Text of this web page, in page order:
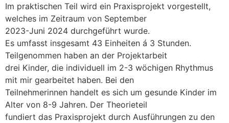
Im praktischen Teil wird ein Praxisprojekt vorgestellt,
welches im Zeitraum von September
2023-Juni 2024 durchgeführt wurde.
Es umfasst insgesamt 43 Einheiten á 3 Stunden.
Teilgenommen haben an der Projektarbeit
drei Kinder, die individuell im 2-3 wöchigen Rhythmus
mit mir gearbeitet haben. Bei den
Teilnehmerinnen handelt es sich um gesunde Kinder im
Alter von 8-9 Jahren. Der Theorieteil
fundiert das Praxisprojekt durch Ausführungen zu den